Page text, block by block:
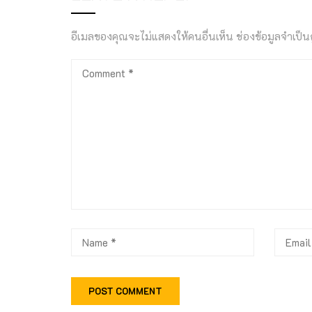
อีเมลของคุณจะไม่แสดงให้คนอื่นเห็น ช่องข้อมูลจำเป็